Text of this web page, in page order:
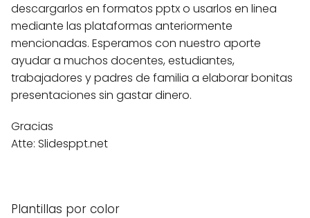
descargarlos en formatos pptx o usarlos en linea
mediante las plataformas anteriormente
mencionadas. Esperamos con nuestro aporte
ayudar a muchos docentes, estudiantes,
trabajadores y padres de familia a elaborar bonitas
presentaciones sin gastar dinero.
Gracias
Atte: Slidesppt.net
Plantillas por color